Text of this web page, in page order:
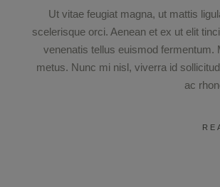
Ut vitae feugiat magna, ut mattis
scelerisque orci. Aenean et ex ut elit
venenatis tellus euismod
metus. Nunc mi nisl, viverra id
ac